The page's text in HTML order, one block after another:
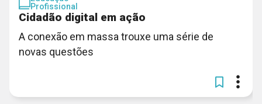
Profissional
Cidadão digital em ação
A conexão em massa trouxe uma série de
novas questões